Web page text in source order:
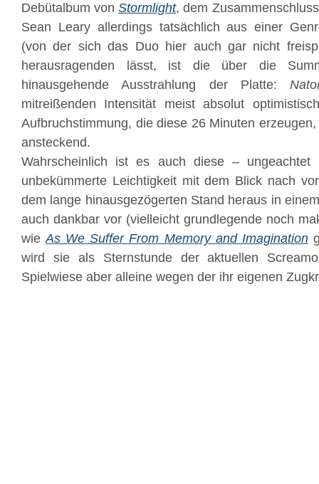
Debütalbum vonStormlight, dem
Sean Leary allerdings tatsächlich aus einer
(von der sich das Duo hier auch gar nicht
herausragenden lässt, ist die über die
hinausgehende Ausstrahlung der Platte:
mitreißenden Intensität meist absolut
Aufbruchstimmung, die diese 26 Minuten
ansteckend.
Wahrscheinlich ist es auch diese – ungeachtet
unbekümmerte Leichtigkeit mit dem Blick nach
dem lange hinausgezögerten Stand heraus in
auch dankbar vor (vielleicht grundlegende noch
wieAs We Suffer From Memory and Imagination
wird sie als Sternstunde der aktuellen
Spielwiese aber alleine wegen der ihr eigenen